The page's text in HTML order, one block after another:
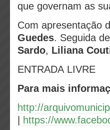
que governam as
Com apresentação
Guedes. Seguida
Sardo, Liliana
ENTRADA LIVRE
Para mais
http://
https://